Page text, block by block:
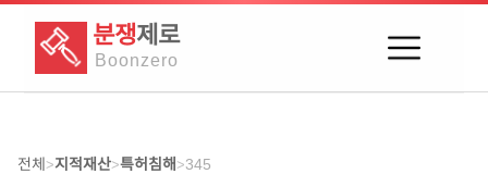
분쟁제로
Boonzero
전체>지적재산>특허침해>345